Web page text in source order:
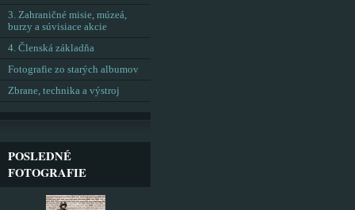
3. Zahraničné misie, múzeá,
burzy a súvisiace akcie
4. Členská základňa
Fotografie zo starých albumov
Zbrane, technika a výstroj
POSLEDNÉ
FOTOGRAFIE